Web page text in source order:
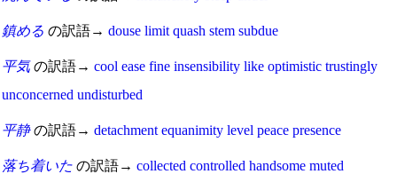
鎮める の訳語→ douse limit quash stem subdue
平気の訳語→ cool ease fine insensibility like optimistic trustingly
unconcerned undisturbed
平静の訳語→ detachment equanimity level peace presence
落ち着いた の訳語→ collected controlled handsome muted